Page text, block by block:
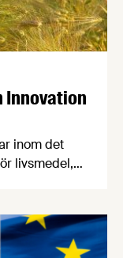
Innovation
inom det
livsmedel,
och
som